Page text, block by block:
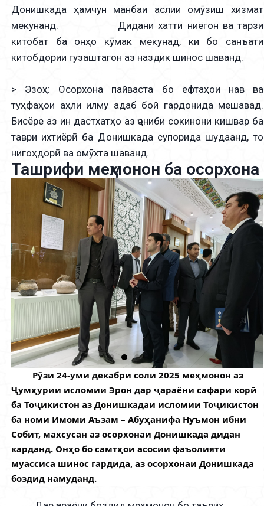
Донишкада ҳамчун манбаи аслии омӯзиш хизмат
мекунанд. Дидани хатти ниёгон ва тарзи
китобат ба онҳо кӯмак мекунад, ки бо санъати
китобдории гузаштагон аз наздик шинос шаванд.
> Эзоҳ: Осорхона пайваста бо ёфтаҳои нав ва
туҳфаҳои аҳли илму адаб бой гардонида мешавад.
Бисёре аз ин дастхатҳо аз ҷониби сокинони кишвар ба
таври ихтиёрӣ ба Донишкада супорида шудаанд, то
нигоҳдорӣ ва омӯхта шаванд.
Ташрифи меҳмонон ба осорхона
Рӯзи 24-уми декабри соли 2025 меҳмонон аз
Ҷумҳурии исломии Эрон дар ҷараёни сафари корӣ
ба Тоҷикистон аз Донишкадаи исломии Тоҷикистон
ба номи Имоми Аъзам – Абуҳанифа Нуъмон ибни
Собит, махсусан аз осорхонаи Донишкада дидан
карданд. Онҳо бо самтҳои асосии фаъолияти
муассиса шинос гардида, аз осорхонаи Донишкада
боздид намуданд.